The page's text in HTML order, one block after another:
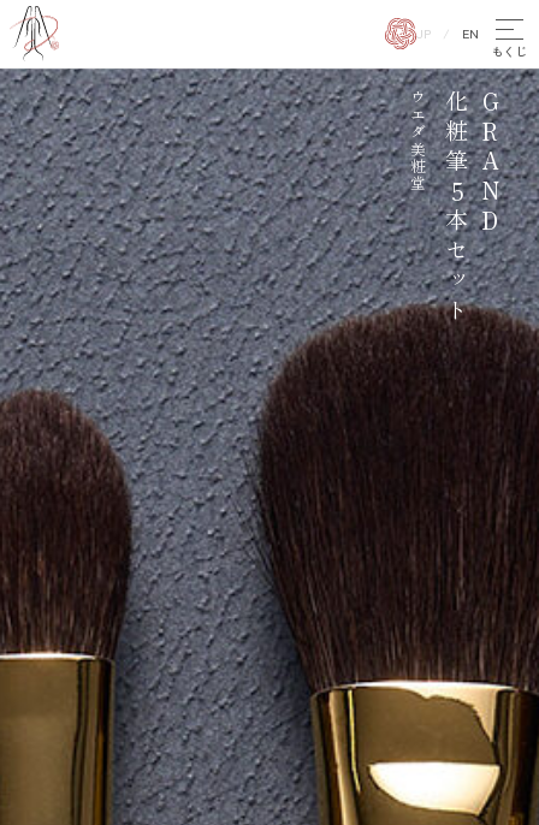
お知らせ
お問い合わせ
プライバシーポリシー
JP EN
GRAND
化粧筆5本セット
ウエダ美粧堂